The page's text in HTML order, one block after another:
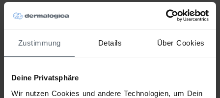
Zustimmung Details Über Cookies
Deine Privatsphäre
Wir nutzen Cookies und andere Technologien, um Dein
ZUM FACTSHEET